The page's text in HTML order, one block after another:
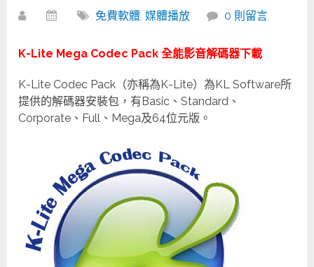
免費軟體,媒體播放 0 則留言
K-Lite Mega Codec Pack 全能影音解碼器下載
K-Lite Codec Pack（亦稱為K-Lite）為KL Software所
提供的解碼器安裝包，有Basic、Standard、
Corporate、Full、Mega及64位元版。